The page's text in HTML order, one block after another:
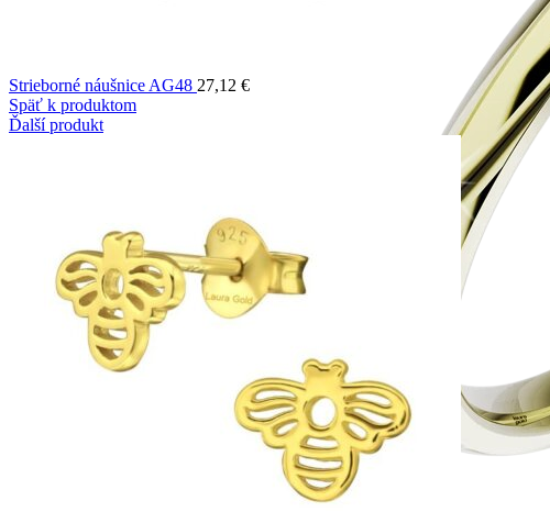
Strieborné náušnice AG48 27,12 €
Späť k produktom
Ďalší produkt